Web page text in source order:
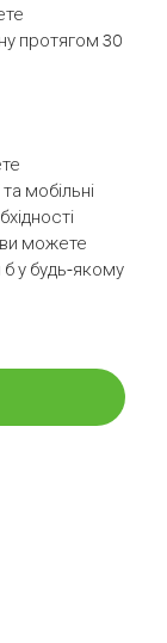
протягом 30
мобільні
можете
б у будь-якому